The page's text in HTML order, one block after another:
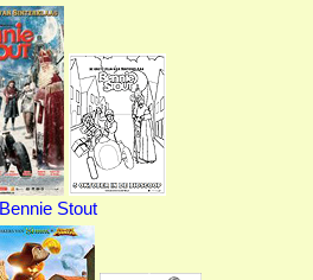
Bennie Stout